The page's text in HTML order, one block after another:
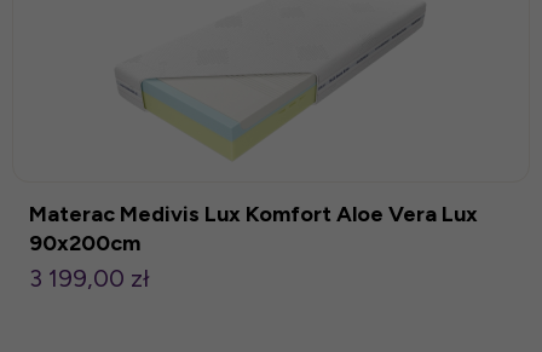
Materac Medivis Lux Komfort Aloe Vera Lux
90x200cm
3 199,00 zł